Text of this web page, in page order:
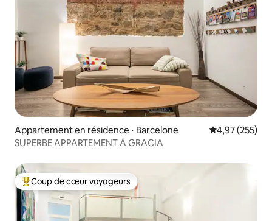
Appartement en résidence ⋅ Barcelone Évaluation
4,97 (255)
SUPERBE APPARTEMENT À GRACIA
Coups de cœur voyageurs les plus appréciés
Coup de cœur voyageurs